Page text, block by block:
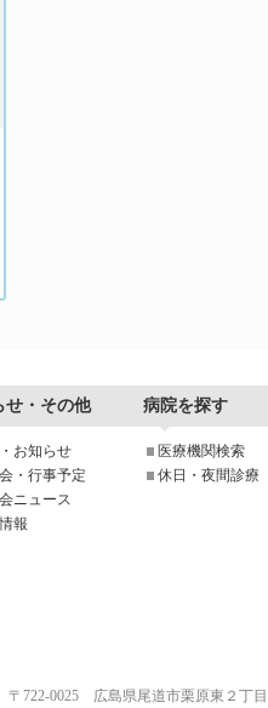
せ・その他 病院を探す
お知らせ
・行事予定
ニュース
報
医療機関検索
休日・夜間診療
〒722-0025 広島県尾道市栗原東２丁